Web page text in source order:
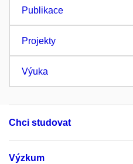
Publikace
Projekty
Výuka
Chci studovat
Výzkum